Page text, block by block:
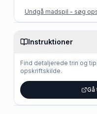
Undgå madspil - søg
Instruktioner
Find detaljerede trin og
opskriftskilde.
Gå